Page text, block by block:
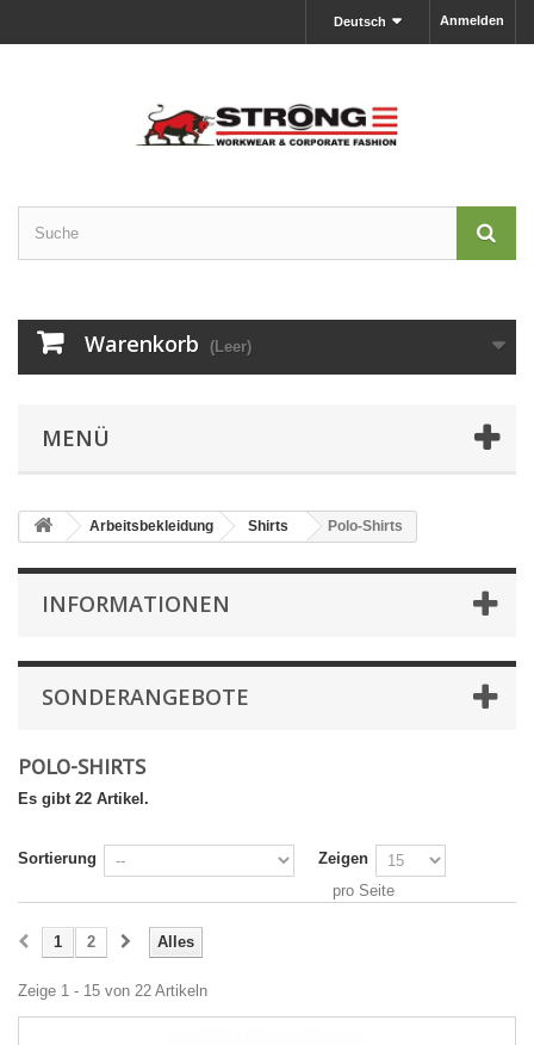
Anmelden
Deutsch
Warenkorb (Leer)
MENÜ
Arbeitsbekleidung Shirts Polo-Shirts
INFORMATIONEN
SONDERANGEBOTE
POLO-SHIRTS
Es gibt 22 Artikel.
Sortierung
Zeigen
pro Seite
Alles
1 2
Zeige 1 - 15 von 22 Artikeln